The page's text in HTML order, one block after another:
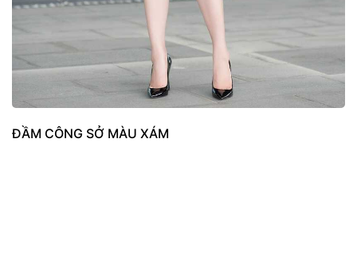
ĐẦM CÔNG SỞ MÀU XÁM